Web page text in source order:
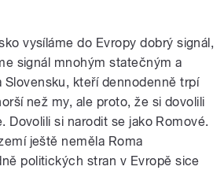
vysíláme do Evropy dobrý signál,
signál mnohým statečným a
Slovensku, kteří dennodenně trpí
než my, ale proto, že si dovolili
Dovolili si narodit se jako Romové.
ještě neměla Roma
politických stran v Evropě sice